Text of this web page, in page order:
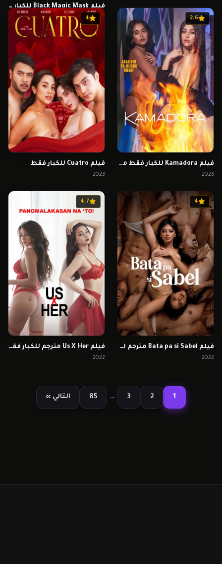
فيلم Black Magic Mask للكبار فقط
2023 2.6
فيلم Kamadora للكبار فقط مترجم
2023
4
فيلم Cuatro للكبار فقط
2023
4
فيلم Bata pa si Sabel مترجم للكبار فقط
2022
4.7
فيلم Us X Her مترجم للكبار فقط
2022
1
2
3
…
85 التالي »